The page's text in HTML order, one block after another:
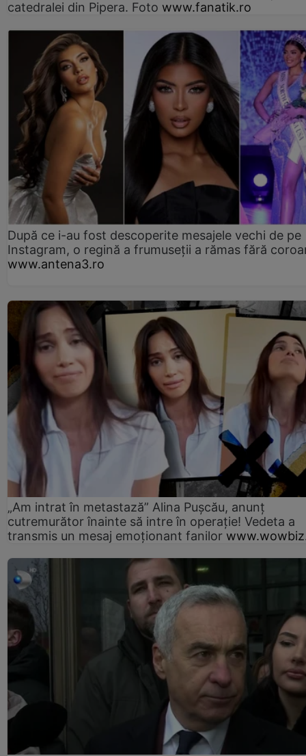
catedralei din Pipera. Foto www.fanatik.ro
După ce i-au fost descoperite mesajele vechi de pe
Instagram, o regină a frumuseții a rămas fără
www.antena3.ro
„Am intrat în metastază” Alina Pușcău, anunț
cutremurător înainte să intre în operație! Vedeta a
transmis un mesaj emoționant fanilor